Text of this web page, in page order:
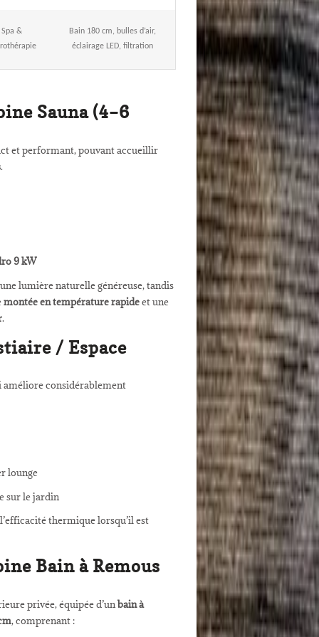
Spa &
Bain 180 cm, bulles d’air,
éclairage LED, filtration
Sauna (4–6
et performant, pouvant accueillir
.
9 kW
lumière naturelle généreuse, tandis
montée en température rapideet une
.
/ Espace
améliore considérablement
lounge
sur le jardin
thermique lorsqu’il est
Bain à Remous
privée, équipée d’unbain à
, comprenant :